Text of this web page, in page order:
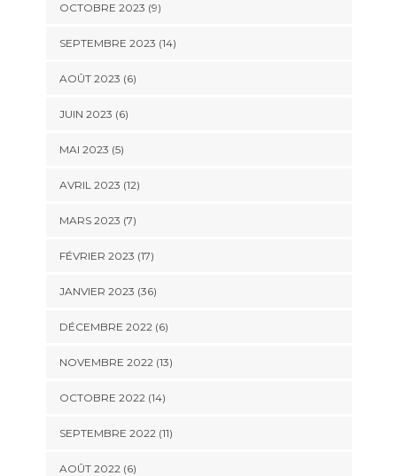
OCTOBRE 2023 (9)
SEPTEMBRE 2023 (14)
AOÛT 2023 (6)
JUIN 2023 (6)
MAI 2023 (5)
AVRIL 2023 (12)
MARS 2023 (7)
FÉVRIER 2023 (17)
JANVIER 2023 (36)
DÉCEMBRE 2022 (6)
NOVEMBRE 2022 (13)
OCTOBRE 2022 (14)
SEPTEMBRE 2022 (11)
AOÛT 2022 (6)